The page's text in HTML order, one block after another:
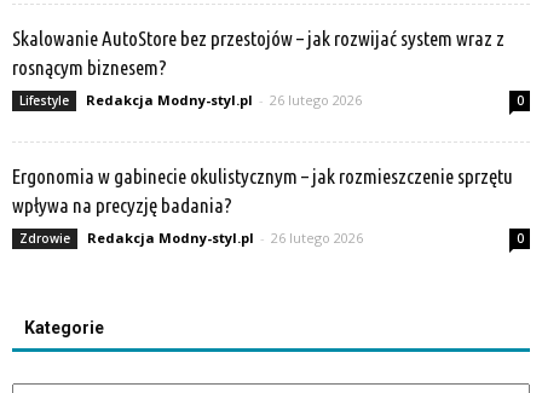
Skalowanie AutoStore bez przestojów – jak rozwijać system wraz z
rosnącym biznesem?
Lifestyle Redakcja Modny-styl.pl - 26 lutego 2026 0
Ergonomia w gabinecie okulistycznym – jak rozmieszczenie sprzętu
wpływa na precyzję badania?
Zdrowie Redakcja Modny-styl.pl - 26 lutego 2026 0
Kategorie
Kategorie